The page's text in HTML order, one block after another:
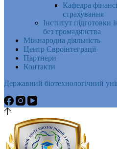
Кафедра
страхування
Інститут підготовки
без громадянства
Міжнародна діяльність
Центр Євроінтеграції
Партнери
Контакти
Державний біотехнологічний